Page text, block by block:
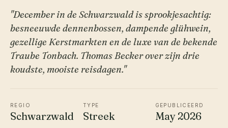
"December in de Schwarzwald is sprookjesachtig:
besneeuwde dennenbossen, dampende glühwein,
gezellige Kerstmarkten en de luxe van de bekende
Traube Tonbach. Thomas Becker over zijn drie
koudste, mooiste reisdagen."
REGIO
Schwarzwald
TYPE
Streek
GEPUBLICEERD
May 2026